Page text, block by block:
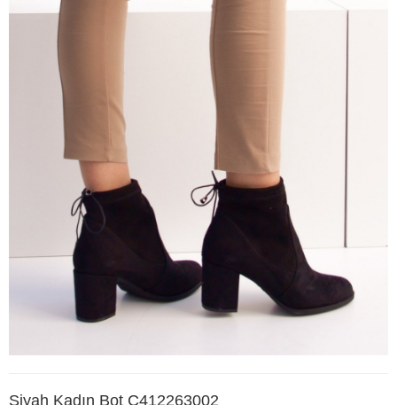
Siyah Kadın Bot C412263002